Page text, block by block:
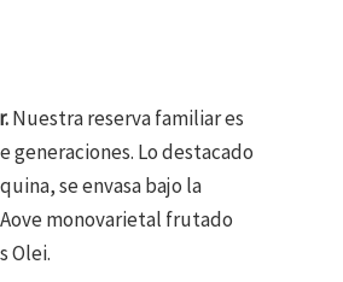
Nuestra reserva familiar es
generaciones. Lo destacado
se envasa bajo la
monovarietal frutado
Olei.